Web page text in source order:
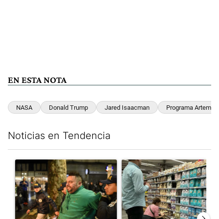
EN ESTA NOTA
NASA Donald Trump Jared Isaacman Programa Artemis
Noticias en Tendencia
Un artículo de tendencia con el título "La violencia sigue en
Un artículo de tendencia con